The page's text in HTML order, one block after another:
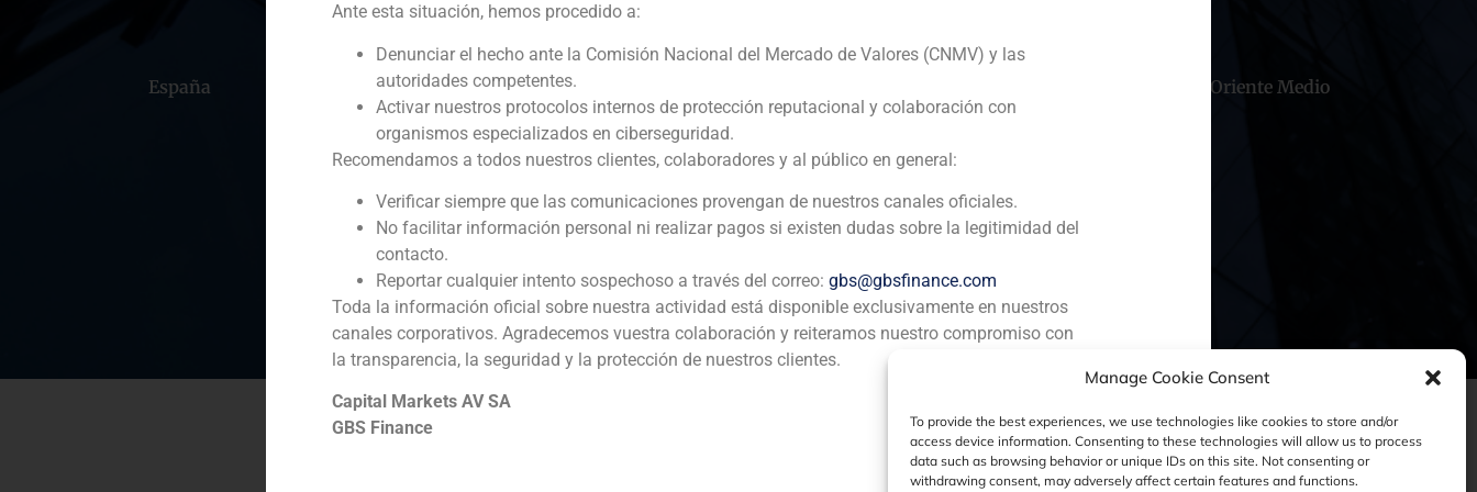
Manage Cookie Consent
To provide the best experiences, we use technologies like cookies to store and/or
access device information. Consenting to these technologies will allow us to process
data such as browsing behavior or unique IDs on this site. Not consenting or
withdrawing consent, may adversely affect certain features and functions.
España Colombia Oriente Medio
Política de Privacidad Aviso Legal
Ante esta situación, hemos procedido a:
Denunciar el hecho ante la Comisión Nacional del Mercado de Valores (CNMV) y las
autoridades competentes.
Activar nuestros protocolos internos de protección reputacional y colaboración con
organismos especializados en ciberseguridad.
Recomendamos a todos nuestros clientes, colaboradores y al público en general:
Verificar siempre que las comunicaciones provengan de nuestros canales oficiales.
No facilitar información personal ni realizar pagos si existen dudas sobre la legitimidad del
contacto.
Reportar cualquier intento sospechoso a través del correo: gbs@gbsfinance.com
Toda la información oficial sobre nuestra actividad está disponible exclusivamente en nuestros
canales corporativos. Agradecemos vuestra colaboración y reiteramos nuestro compromiso con
la transparencia, la seguridad y la protección de nuestros clientes.
Capital Markets AV SA
GBS Finance